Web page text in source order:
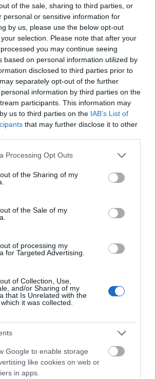
of the sale, sharing to third parties, or
personal or sensitive information for
by us, please use the below opt-out
selection. Please note that after your
you may continue seeing
based on personal information utilized by
disclosed to third parties prior to
separately opt-out of the further
information by third parties on the
participants. This information may
us to third parties on the IAB’s List of
that may further disclose it to other
website/app uses one or more Google
visit or usage behaviour. You may click to
to Google and its third-party tags to
specified purposes in below Google
Processing Opt Outs
of the Sharing of my
of the Sale of my
of processing my
for Targeted Advertising.
of Collection, Use,
and/or Sharing of my
that Is Unrelated with the
it was collected.
Google to enable storage
like cookies on web or
in apps.
téri csarnok biztonsági
őrző helyiségbe, amolyan
Ott pedig, ahelyett, hogy a rendőri
másolatot kértek volna a
is
felvételt.
ügyészségtől és a rendőrségtől
és fel is töltötte a netre. Ez az a
csináltak a biztonsági
az infotörvényben és a
szóló törvénybe ütközik a
természetesen a rendőrök saját